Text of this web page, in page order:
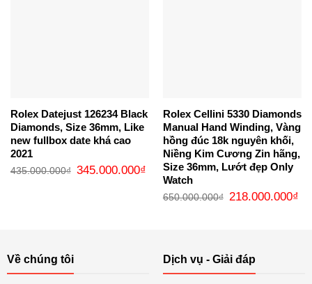
Rolex Datejust 126234 Black
Diamonds, Size 36mm, Like
new fullbox date khá cao
2021
435.000.000₫
Giá
gốc
345.000.000₫Giá
hiện
Rolex Cellini 5330 Diamonds
Manual Hand Winding, Vàng
hồng đúc 18k nguyên khối,
Niềng Kim Cương Zin hãng,
Size 36mm, Lướt đẹp Only
Watch
650.000.000₫
Giá
gốc
218.000.000₫
Về chúng tôi Dịch vụ - Giải đáp